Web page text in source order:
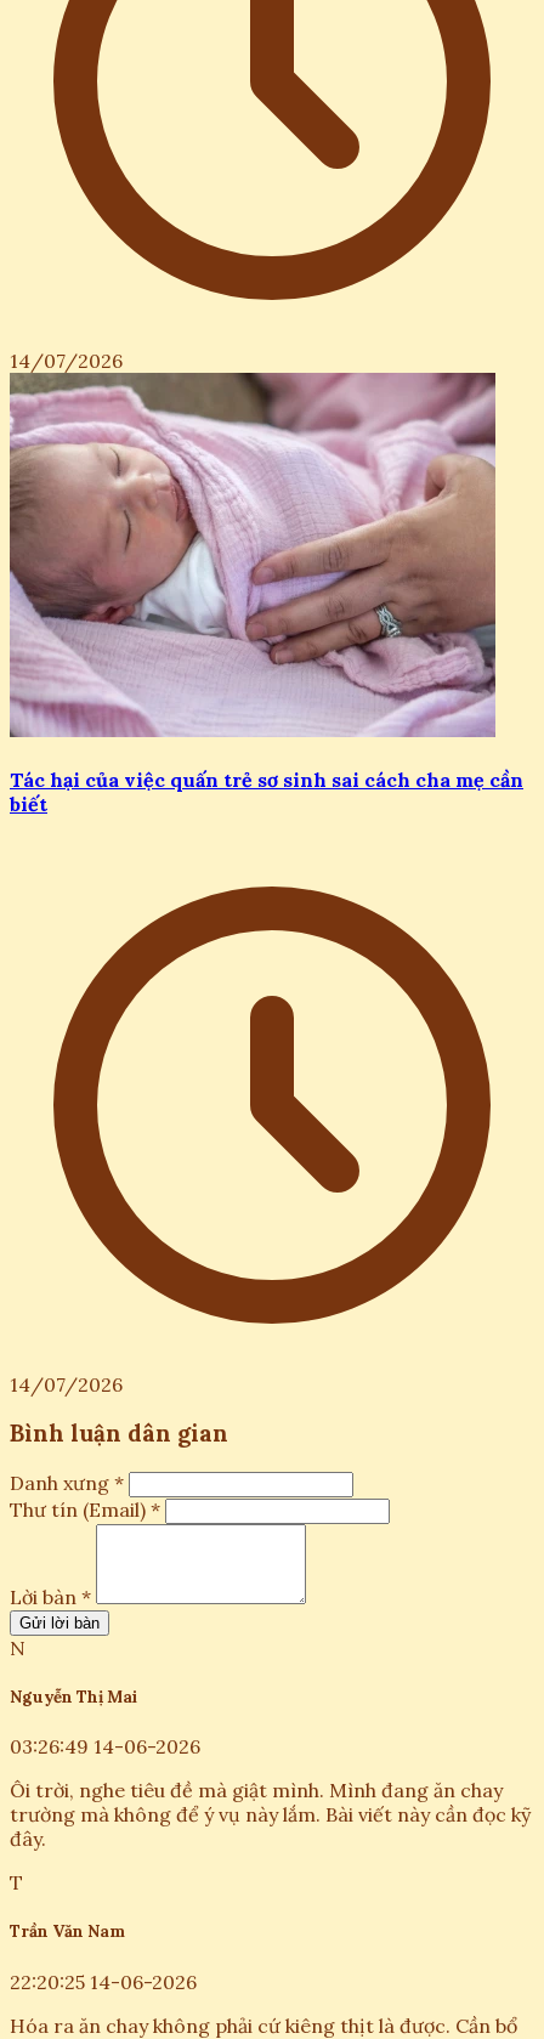
14/07/2026
Tác hại của việc quấn trẻ sơ sinh sai cách cha mẹ cần
biết
14/07/2026
Bình luận dân gian
Danh xưng *
Thư tín (Email) *
Lời bàn *
Gửi lời bàn
N
Nguyễn Thị Mai
03:26:49 14-06-2026
Ôi trời, nghe tiêu đề mà giật mình. Mình đang ăn chay
trường mà không để ý vụ này lắm. Bài viết này cần đọc kỹ
đây.
T
Trần Văn Nam
22:20:25 14-06-2026
Hóa ra ăn chay không phải cứ kiêng thịt là được. Cần bổ